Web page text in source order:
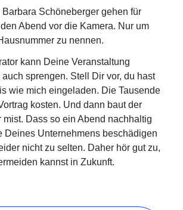
Barbara Schöneberger gehen für
Abend vor die Kamera. Nur um
zu nennen.
kann Deine Veranstaltung
sprengen. Stell Dir vor, du hast
wie mich eingeladen. Die Tausende
kosten. Und dann baut der
mist. Dass so ein Abend nachhaltig
Deines Unternehmens beschädigen
nicht zu selten. Daher hör gut zu,
kannst in Zukunft.